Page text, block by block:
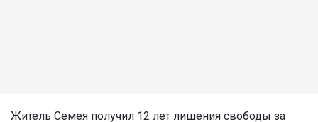
Житель Семея получил 12 лет лишения свободы за